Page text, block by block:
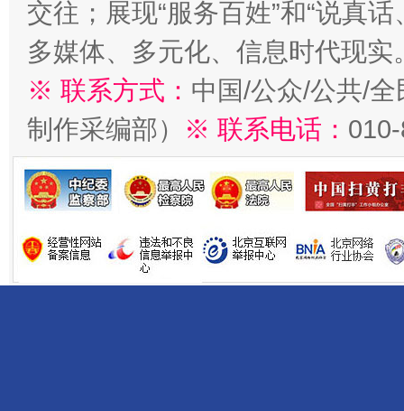
交往；展现“服务百姓”和“说真
多媒体、多元化、信息时代现实
※ 联系方式： 中国/公众/公共/
制作采编部）
※ 联系电话：